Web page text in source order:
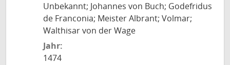
Unbekannt; Johannes von Buch; Godefridus
de Franconia; Meister Albrant; Volmar;
Walthisar von der Wage
Jahr:
1474